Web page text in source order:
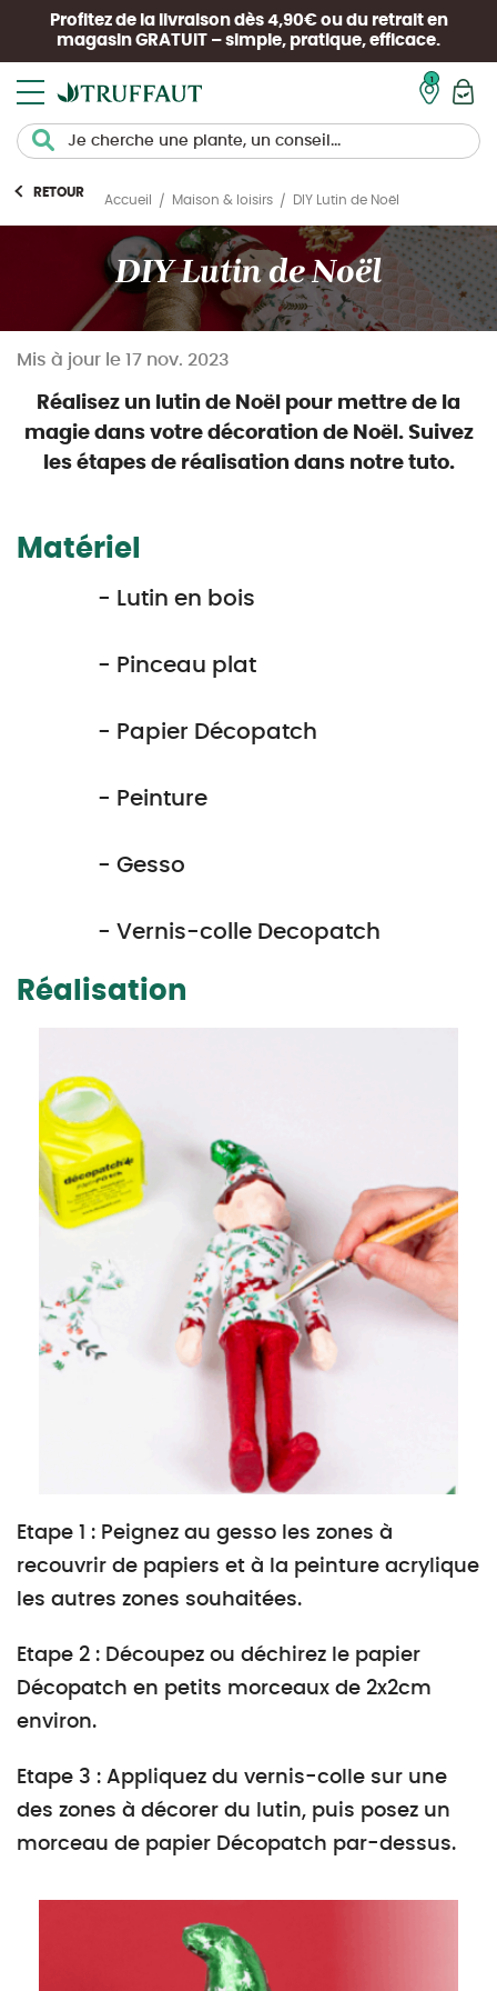
Profitez de la livraison dès 4,90€ ou du retrait en
magasin GRATUIT – simple, pratique, efficace.
RETOUR
Accueil Maison & loisirs DIY Lutin de Noël
DIY Lutin de Noël
Mis à jour le 17 nov. 2023
Réalisez un lutin de Noël pour mettre de la
magie dans votre décoration de Noël. Suivez
les étapes de réalisation dans notre tuto.
Matériel
- Lutin en bois
- Pinceau plat
- Papier Décopatch
- Peinture
- Gesso
- Vernis-colle Decopatch
Réalisation
Etape 1 : Peignez au gesso les zones à
recouvrir de papiers et à la peinture acrylique
les autres zones souhaitées.
Etape 2 : Découpez ou déchirez le papier
Décopatch en petits morceaux de 2x2cm
environ.
Etape 3 : Appliquez du vernis-colle sur une
des zones à décorer du lutin, puis posez un
morceau de papier Décopatch par-dessus.